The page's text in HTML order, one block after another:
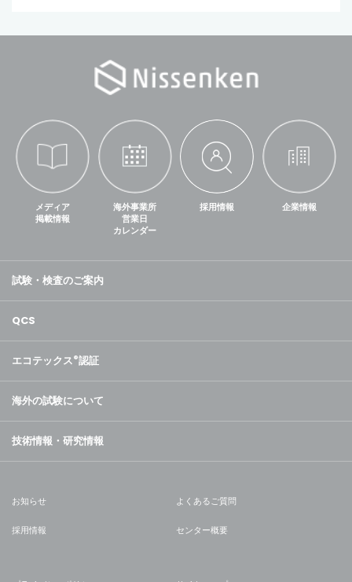
メディア
掲載情報
海外事業所
営業日
カレンダー
採用情報 企業情報
試験・検査のご案内
QCS
エコテックス®認証
海外の試験について
技術情報・研究情報
お知らせ よくあるご質問
採用情報 センター概要